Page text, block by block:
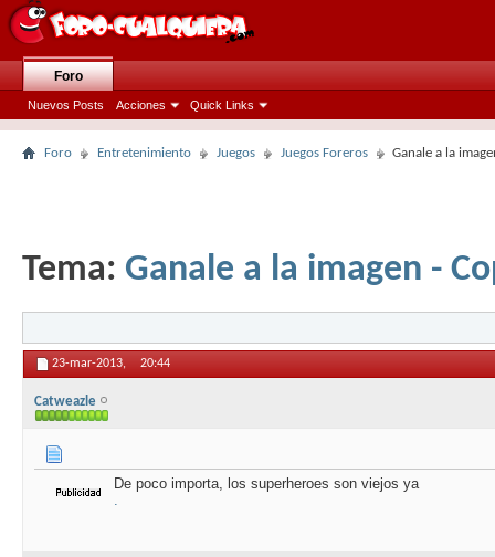
Foro
Nuevos Posts Acciones Quick Links
Foro Entretenimiento Juegos Juegos Foreros Ganale a la
Tema: Ganale a la imagen -
23-mar-2013, 20:44
Catweazle
De poco importa, los superheroes son viejos ya
.